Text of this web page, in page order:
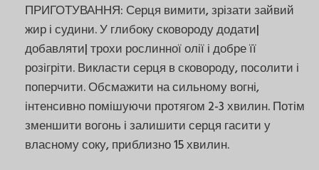
ПРИГОТУВАННЯ: Серця вимити, зрізати зайвий
жир і судини. У глибоку сковороду додати|
добавляти| трохи рослинної олії і добре її
розігріти. Викласти серця в сковороду, посолити і
поперчити. Обсмажити на сильному вогні,
інтенсивно помішуючи протягом 2-3 хвилин. Потім
зменшити вогонь і залишити серця гасити у
власному соку, приблизно 15 хвилин.